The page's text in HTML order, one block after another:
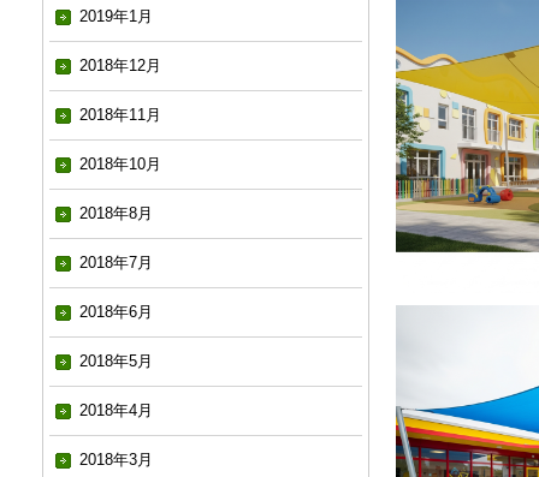
2019年1月
2018年12月
2018年11月
2018年10月
2018年8月
2018年7月
2018年6月
2018年5月
2018年4月
2018年3月